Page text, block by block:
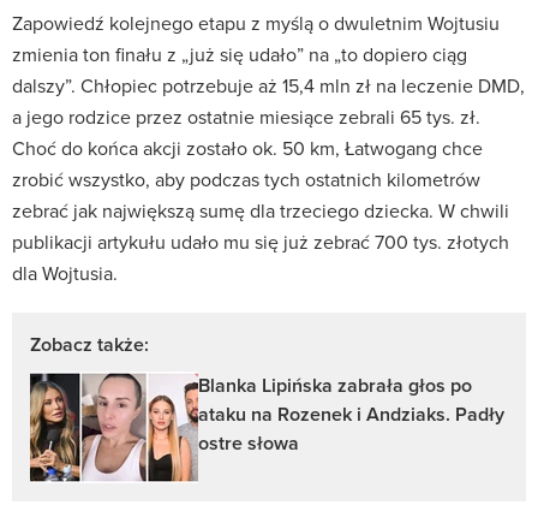
Zapowiedź kolejnego etapu z myślą o dwuletnim Wojtusiu
zmienia ton finału z „już się udało” na „to dopiero ciąg
dalszy”. Chłopiec potrzebuje aż 15,4 mln zł na leczenie DMD,
a jego rodzice przez ostatnie miesiące zebrali 65 tys. zł.
Choć do końca akcji zostało ok. 50 km, Łatwogang chce
zrobić wszystko, aby podczas tych ostatnich kilometrów
zebrać jak największą sumę dla trzeciego dziecka. W chwili
publikacji artykułu udało mu się już zebrać 700 tys. złotych
dla Wojtusia.
Zobacz także:
Blanka Lipińska zabrała głos po
ataku na Rozenek i Andziaks. Padły
ostre słowa